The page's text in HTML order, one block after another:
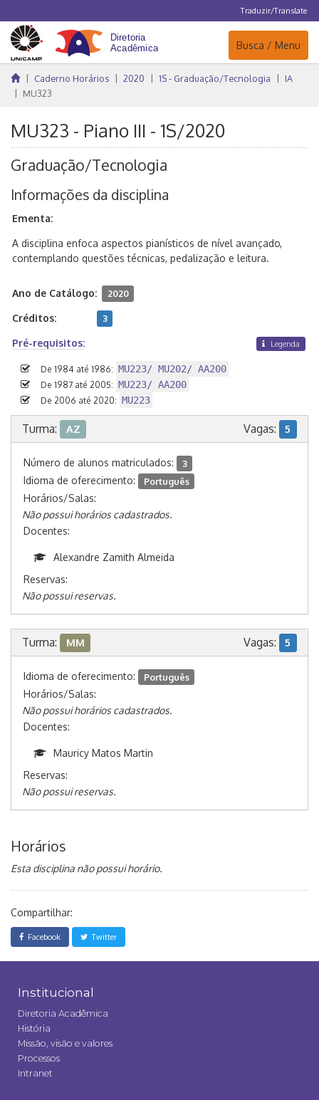
Traduzir/Translate
Navegação
Busca / Menu
Caderno Horários 2020 1S - Graduação/Tecnologia
IA
MU323
MU323 - Piano III - 1S/2020
Graduação/Tecnologia
Informações da disciplina
Ementa:
A disciplina enfoca aspectos pianísticos de nível avançado,
contemplando questões técnicas, pedalização e leitura.
Ano de Catálogo: 2020
Créditos: 3
Pré-requisitos: Legenda
De 1984 até 1986: MU223/ MU202/ AA200
De 1987 até 2005: MU223/ AA200
De 2006 até 2020: MU223
Turma: AZ Vagas: 5
Número de alunos matriculados: 3
Idioma de oferecimento: Português
Horários/Salas:
Não possui horários cadastrados.
Docentes:
Alexandre Zamith Almeida
Reservas:
Não possui reservas.
Turma: MM Vagas: 5
Idioma de oferecimento: Português
Horários/Salas:
Não possui horários cadastrados.
Docentes:
Mauricy Matos Martin
Reservas:
Não possui reservas.
Horários
Esta disciplina não possui horário.
Compartilhar:
Facebook Twitter
Institucional
Diretoria Acadêmica
História
Missão, visão e valores
Processos
Intranet